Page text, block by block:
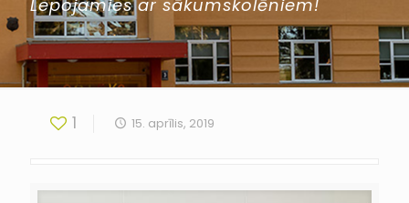
Lepojamies ar sākumskolēniem!
1 15. aprīlis, 2019